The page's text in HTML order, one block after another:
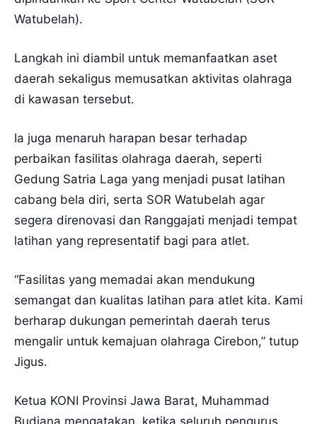
Watubelah).
Langkah ini diambil untuk memanfaatkan aset
daerah sekaligus memusatkan aktivitas olahraga
di kawasan tersebut.
Ia juga menaruh harapan besar terhadap
perbaikan fasilitas olahraga daerah, seperti
Gedung Satria Laga yang menjadi pusat latihan
cabang bela diri, serta SOR Watubelah agar
segera direnovasi dan Ranggajati menjadi tempat
latihan yang representatif bagi para atlet.
“Fasilitas yang memadai akan mendukung
semangat dan kualitas latihan para atlet kita. Kami
berharap dukungan pemerintah daerah terus
mengalir untuk kemajuan olahraga Cirebon,” tutup
Jigus.
Ketua KONI Provinsi Jawa Barat, Muhammad
Budiana mengatakan, ketika seluruh pengurus